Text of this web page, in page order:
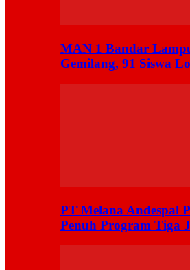
MAN 1 Bandar
Gemilang, 91 Siswa
PT Melana Andespal
Penuh Program Tiga